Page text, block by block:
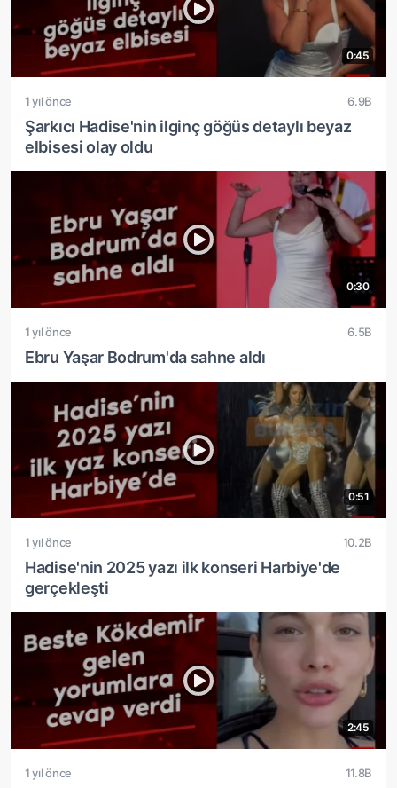
0:45
1 yıl önce 6.9B
Şarkıcı Hadise'nin ilginç göğüs detaylı beyaz
elbisesi olay oldu
0:30
1 yıl önce 6.5B
Ebru Yaşar Bodrum'da sahne aldı
0:51
1 yıl önce 10.2B
Hadise'nin 2025 yazı ilk konseri Harbiye'de
gerçekleşti
2:45
1 yıl önce 11.8B